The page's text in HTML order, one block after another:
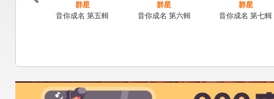
群星
音你成名 第五輯
群星
音你成名 第六輯
群星
音你成名 第七輯